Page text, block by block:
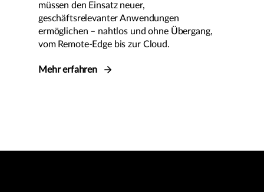
müssen den Einsatz neuer,
geschäftsrelevanter Anwendungen
ermöglichen – nahtlos und ohne Übergang,
vom Remote-Edge bis zur Cloud.
Mehr erfahren